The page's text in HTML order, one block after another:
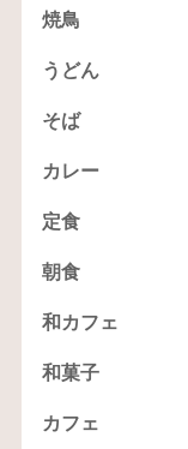
焼鳥
うどん
そば
カレー
定食
朝食
和カフェ
和菓子
カフェ